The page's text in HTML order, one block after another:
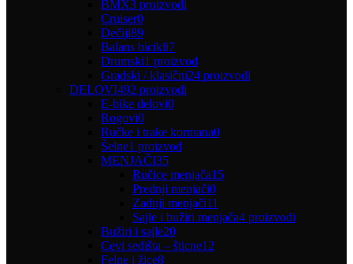
BMX3 proizvodi
Cruiser0
Dečiji89
Balans bicikli7
Drumski1 proizvod
Gradski / klasični24 proizvodi
DELOVI492 proizvodi
E-bike delovi0
Rogovi0
Ručke i trake kormana0
Šelne1 proizvod
MENJAČI35
Ručice menjača15
Prednji menjači0
Zadnji menjači11
Sajle i bužiri menjača4 proizvodi
Bužiri i sajle20
Cevi sedišta – šticne12
Felne i žice8